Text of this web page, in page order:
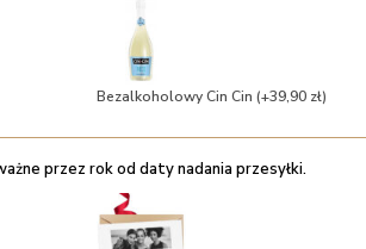
Bezalkoholowy Cin Cin (+39,90 zł)
przez rok od daty nadania przesyłki.